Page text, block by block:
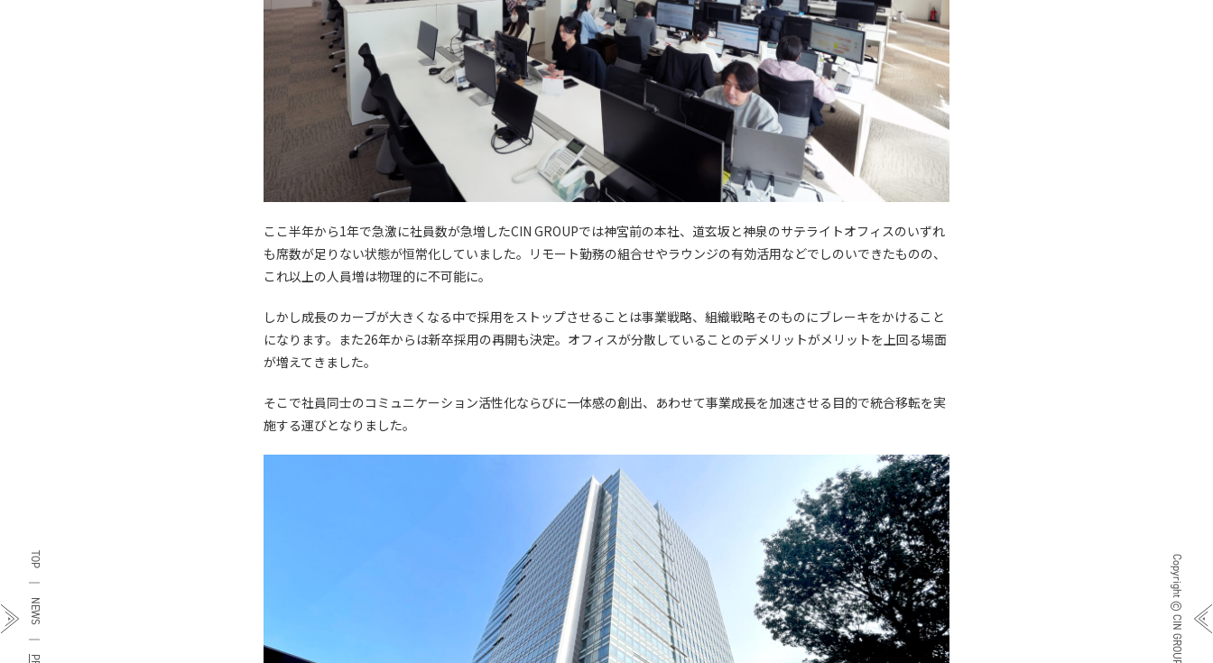
ここ半年から1年で急激に社員数が急増したCIN GROUPでは神宮前の本社、道玄坂と神泉のサテライトオフィスのいずれ
も席数が足りない状態が恒常化していました。リモート勤務の組合せやラウンジの有効活用などでしのいできたものの、
これ以上の人員増は物理的に不可能に。
しかし成長のカーブが大きくなる中で採用をストップさせることは事業戦略、組織戦略そのものにブレーキをかけること
になります。また26年からは新卒採用の再開も決定。オフィスが分散していることのデメリットがメリットを上回る場面
が増えてきました。
そこで社員同士のコミュニケーション活性化ならびに一体感の創出、あわせて事業成長を加速させる目的で統合移転を実
施する運びとなりました。
TOP
NEWS Copyright © CIN GROUP Inc.